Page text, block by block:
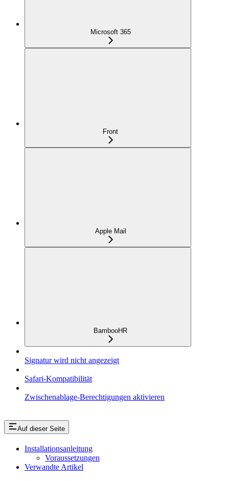
Microsoft 365
Front
Apple Mail
BambooHR
Signatur wird nicht angezeigt
Safari-Kompatibilität
Zwischenablage-Berechtigungen aktivieren
Auf dieser Seite
Installationsanleitung
Voraussetzungen
Verwandte Artikel